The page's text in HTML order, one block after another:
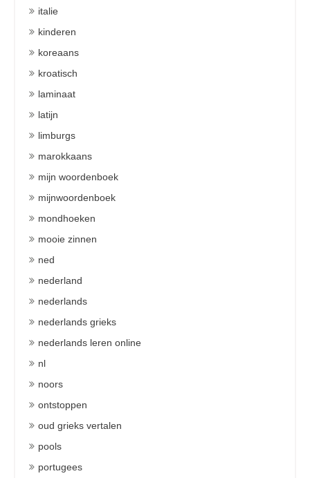
italie
kinderen
koreaans
kroatisch
laminaat
latijn
limburgs
marokkaans
mijn woordenboek
mijnwoordenboek
mondhoeken
mooie zinnen
ned
nederland
nederlands
nederlands grieks
nederlands leren online
nl
noors
ontstoppen
oud grieks vertalen
pools
portugees